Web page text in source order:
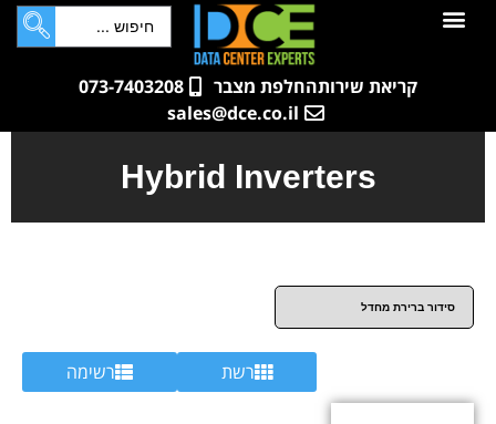
לתוכן
קריאת שירותהחלפת מצבר
073-7403208
sales@dce.co.il
Hybrid Inverters
רשת רשימה